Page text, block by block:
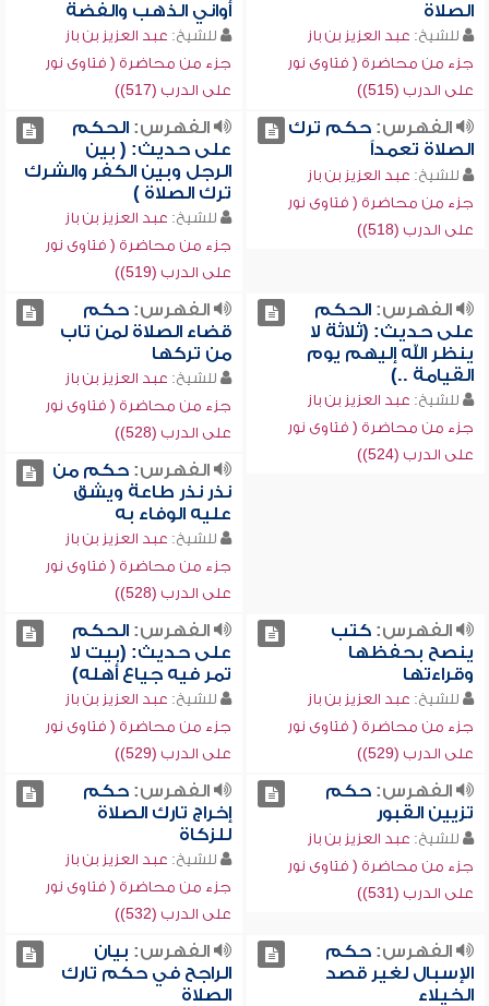
الصلاة
للشيخ: عبد العزيز بن باز
جزء من محاضرة ( فتاوى نور
على الدرب (515))
أواني الذهب والفضة
للشيخ: عبد العزيز بن باز
جزء من محاضرة ( فتاوى نور
على الدرب (517))
الفهرس:حكم ترك
الصلاة تعمداً
للشيخ: عبد العزيز بن باز
جزء من محاضرة ( فتاوى نور
على الدرب (518))
الفهرس:الحكم
على حديث: ( بين
الرجل وبين الكفر والشرك
ترك الصلاة )
للشيخ: عبد العزيز بن باز
جزء من محاضرة ( فتاوى نور
على الدرب (519))
الفهرس:الحكم
على حديث: (ثلاثة لا
ينظر الله إليهم يوم
القيامة ..)
للشيخ: عبد العزيز بن باز
جزء من محاضرة ( فتاوى نور
على الدرب (524))
الفهرس:حكم
قضاء الصلاة لمن تاب
من تركها
للشيخ: عبد العزيز بن باز
جزء من محاضرة ( فتاوى نور
على الدرب (528))
الفهرس:حكم من
نذر نذر طاعة ويشق
عليه الوفاء به
للشيخ: عبد العزيز بن باز
جزء من محاضرة ( فتاوى نور
على الدرب (528))
الفهرس:كتب
ينصح بحفظها
وقراءتها
للشيخ: عبد العزيز بن باز
جزء من محاضرة ( فتاوى نور
على الدرب (529))
الفهرس:الحكم
على حديث: (بيت لا
تمر فيه جياع أهله)
للشيخ: عبد العزيز بن باز
جزء من محاضرة ( فتاوى نور
على الدرب (529))
الفهرس:حكم
تزيين القبور
للشيخ: عبد العزيز بن باز
جزء من محاضرة ( فتاوى نور
على الدرب (531))
الفهرس:حكم
إخراج تارك الصلاة
للزكاة
للشيخ: عبد العزيز بن باز
جزء من محاضرة ( فتاوى نور
على الدرب (532))
الفهرس:حكم
الإسبال لغير قصد
الخيلاء
الفهرس: بيان
الراجح في حكم تارك
الصلاة